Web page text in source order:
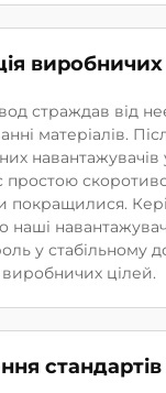
страждав від
матеріалів.
навантажувачів
простою
покращилися.
наші
у стабільному
виробничих цілей.